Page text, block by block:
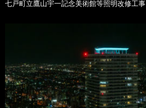
七戸町立鷹山宇一記念美術館等照明改修工事